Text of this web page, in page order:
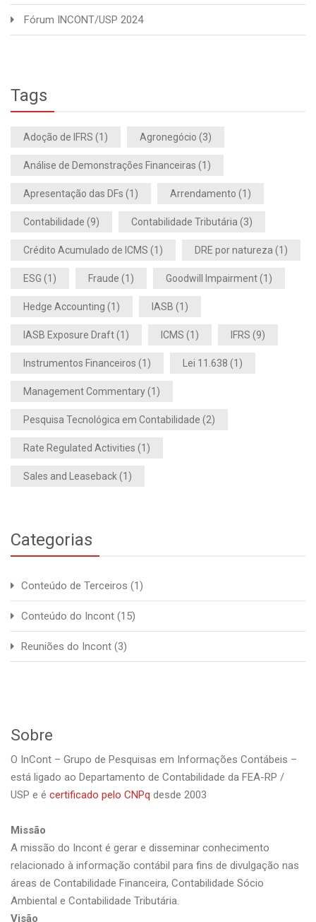
Fórum INCONT/USP 2024
Tags
Adoção de IFRS (1) Agronegócio (3)
Análise de Demonstrações Financeiras (1)
Apresentação das DFs (1) Arrendamento (1)
Contabilidade (9) Contabilidade Tributária (3)
Crédito Acumulado de ICMS (1) DRE por natureza (1)
ESG (1) Fraude (1) Goodwill Impairment(1)
Hedge Accounting (1) IASB (1)
IASB Exposure Draft(1) ICMS (1) IFRS (9)
Instrumentos Financeiros (1) Lei 11.638 (1)
Management Commentary(1)
Pesquisa Tecnológica em Contabilidade (2)
Rate Regulated Activities (1)
Sales and Leaseback (1)
Categorias
Conteúdo de Terceiros (1)
Conteúdo do Incont (15)
Reuniões do Incont (3)
Sobre
O InCont – Grupo de Pesquisas em Informações Contábeis –
está ligado ao Departamento de Contabilidade da FEA-RP /
USP e é certificado pelo CNPq desde 2003
Missão
A missão do Incont é gerar e disseminar conhecimento
relacionado à informação contábil para fins de divulgação nas
áreas de Contabilidade Financeira, Contabilidade Sócio
Ambiental e Contabilidade Tributária.
Visão